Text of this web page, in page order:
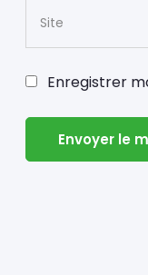
Enregistrer